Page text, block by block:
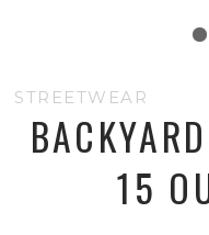
STREETWEAR
15